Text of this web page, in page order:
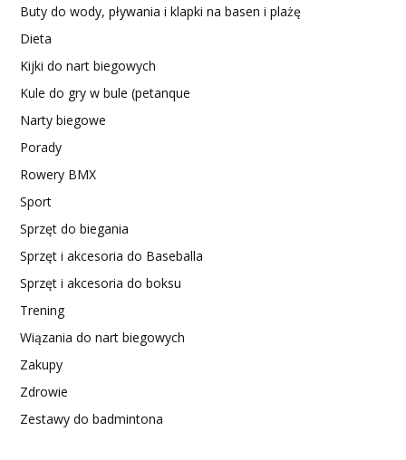
Buty do wody, pływania i klapki na basen i plażę
Dieta
Kijki do nart biegowych
Kule do gry w bule (petanque
Narty biegowe
Porady
Rowery BMX
Sport
Sprzęt do biegania
Sprzęt i akcesoria do Baseballa
Sprzęt i akcesoria do boksu
Trening
Wiązania do nart biegowych
Zakupy
Zdrowie
Zestawy do badmintona